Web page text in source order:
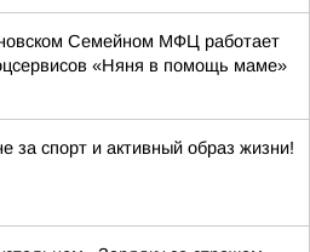
Семейном МФЦ работает
«Няня в помощь маме»
за спорт и активный образ жизни!